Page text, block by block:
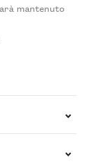
mantenuto